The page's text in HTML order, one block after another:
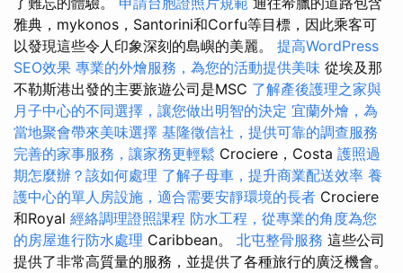
雅典，mykonos，Santorini和Corfu等目標，因此乘客可
以發現這些令人印象深刻的島嶼的美麗。 提高WordPress
SEO效果 專業的外燴服務，為您的活動提供美味 從埃及那
不勒斯港出發的主要旅遊公司是MSC 了解產後護理之家與
月子中心的不同選擇，讓您做出明智的決定 宜蘭外燴，為
當地聚會帶來美味選擇 基隆徵信社，提供可靠的調查服務
完善的家事服務，讓家務更輕鬆 Crociere，Costa 護照過
期怎麼辦？該如何處理 了解子母車，提升商業配送效率 養
護中心的單人房設施，適合需要安靜環境的長者 Crociere
和Royal 經絡調理證照課程 防水工程，從專業的角度為您
的房屋進行防水處理 Caribbean。 北屯整骨服務 這些公司
提供了非常高質量的服務，並提供了各種旅行的廣泛機會。